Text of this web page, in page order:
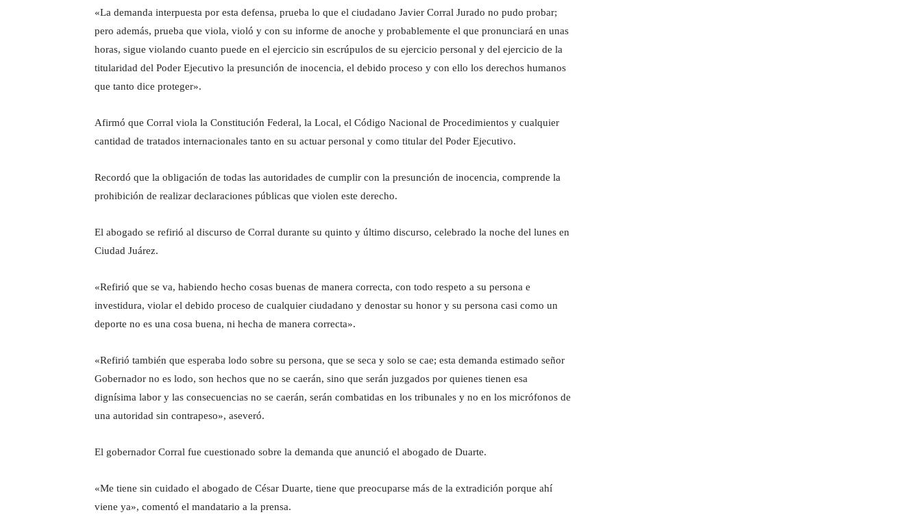
«La demanda interpuesta por esta defensa, prueba lo que el ciudadano Javier Corral Jurado no pudo probar;
pero además, prueba que viola, violó y con su informe de anoche y probablemente el que pronunciará en unas
horas, sigue violando cuanto puede en el ejercicio sin escrúpulos de su ejercicio personal y del ejercicio de la
titularidad del Poder Ejecutivo la presunción de inocencia, el debido proceso y con ello los derechos humanos
que tanto dice proteger».
Afirmó que Corral viola la Constitución Federal, la Local, el Código Nacional de Procedimientos y cualquier
cantidad de tratados internacionales tanto en su actuar personal y como titular del Poder Ejecutivo.
Recordó que la obligación de todas las autoridades de cumplir con la presunción de inocencia, comprende la
prohibición de realizar declaraciones públicas que violen este derecho.
El abogado se refirió al discurso de Corral durante su quinto y último discurso, celebrado la noche del lunes en
Ciudad Juárez.
«Refirió que se va, habiendo hecho cosas buenas de manera correcta, con todo respeto a su persona e
investidura, violar el debido proceso de cualquier ciudadano y denostar su honor y su persona casi como un
deporte no es una cosa buena, ni hecha de manera correcta».
«Refirió también que esperaba lodo sobre su persona, que se seca y solo se cae; esta demanda estimado señor
Gobernador no es lodo, son hechos que no se caerán, sino que serán juzgados por quienes tienen esa
dignísima labor y las consecuencias no se caerán, serán combatidas en los tribunales y no en los micrófonos de
una autoridad sin contrapeso», aseveró.
El gobernador Corral fue cuestionado sobre la demanda que anunció el abogado de Duarte.
«Me tiene sin cuidado el abogado de César Duarte, tiene que preocuparse más de la extradición porque ahí
viene ya», comentó el mandatario a la prensa.